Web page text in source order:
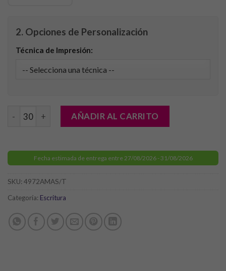
2. Opciones de Personalización
Técnica de Impresión:
Bolígrafo Soporte Finex cantidad
AÑADIR AL CARRITO
Fecha estimada de entrega entre 27/08/2026 - 31/08/2026
SKU: 4972AMAS/T
Categoría: Escritura